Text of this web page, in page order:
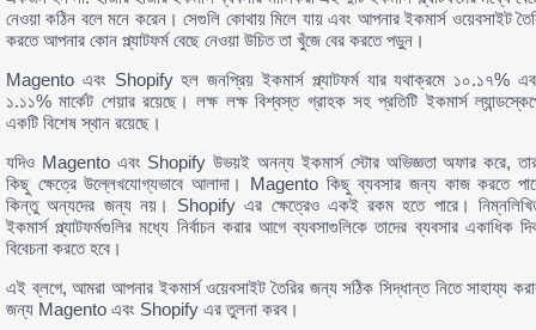
নেওয়া কঠিন বলে মনে করেন। সেগুলি কোথায় মিলে যায় এবং আপনার ইকমার্স ওয়েবসাইট
করতে আপনার কোন প্ল্যাটফর্ম বেছে নেওয়া উচিত তা খুঁজে বের করতে পড়ুন।
Magento এবং Shopify হল জনপ্রিয় ইকমার্স প্ল্যাটফর্ম যার যথাক্রমে ১০.১৭%
১.১১% মার্কেট শেয়ার রয়েছে। লক্ষ লক্ষ বিশ্বস্ত গ্রাহক সহ প্রতিটি ইকমার্স
একটি বিশেষ স্থান রয়েছে।
যদিও Magento এবং Shopify উভয়ই অনন্য ইকমার্স স্টোর অভিজ্ঞতা অফার করে,
কিছু ক্ষেত্রে উল্লেখযোগ্যভাবে আলাদা। Magento কিছু ব্যবসার জন্য কাজ করতে
কিন্তু অন্যদের জন্য নয়। Shopify এর ক্ষেত্রেও একই রকম হতে পারে।
ইকমার্স প্ল্যাটফর্মগুলির মধ্যে নির্বাচন করার আগে ব্যবসাগুলিকে তাদের ব্যবসার একাধিক
বিবেচনা করতে হবে।
এই ব্লগে, আমরা আপনার ইকমার্স ওয়েবসাইট তৈরির জন্য সঠিক সিদ্ধান্ত নিতে সাহায্য
জন্য Magento এবং Shopify এর তুলনা করব।